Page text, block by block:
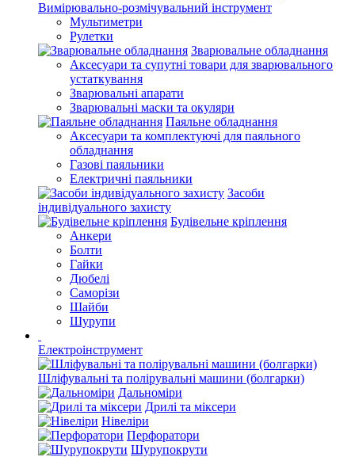
Вимірювально-розмічувальний інструмент
Мультиметри
Рулетки
Зварювальне обладнання
Аксесуари та супутні товари для зварювального
устаткування
Зварювальні апарати
Зварювальні маски та окуляри
Паяльне обладнання
Аксесуари та комплектуючі для паяльного
обладнання
Газові паяльники
Електричні паяльники
Засоби
індивідуального захисту
Будівельне кріплення
Анкери
Болти
Гайки
Дюбелі
Саморізи
Шайби
Шурупи
Електроінструмент
Шліфувальні та полірувальні машини (болгарки)
Дальноміри
Дрилі та міксери
Нівеліри
Перфоратори
Шурупокрути